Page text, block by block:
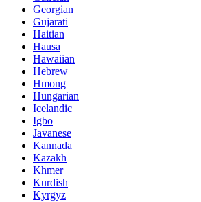
Georgian
Gujarati
Haitian
Hausa
Hawaiian
Hebrew
Hmong
Hungarian
Icelandic
Igbo
Javanese
Kannada
Kazakh
Khmer
Kurdish
Kyrgyz